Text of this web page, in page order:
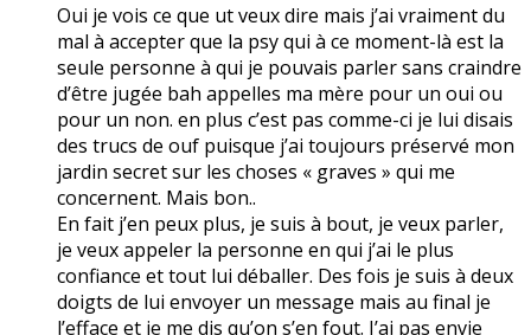
Oui je vois ce que ut veux dire mais j’ai vraiment du
mal à accepter que la psy qui à ce moment-là est la
seule personne à qui je pouvais parler sans craindre
d’être jugée bah appelles ma mère pour un oui ou
pour un non. en plus c’est pas comme-ci je lui disais
des trucs de ouf puisque j’ai toujours préservé mon
jardin secret sur les choses « graves » qui me
concernent. Mais bon..
En fait j’en peux plus, je suis à bout, je veux parler,
je veux appeler la personne en qui j’ai le plus
confiance et tout lui déballer. Des fois je suis à deux
doigts de lui envoyer un message mais au final je
l’efface et je me dis qu’on s’en fout. J’ai pas envie